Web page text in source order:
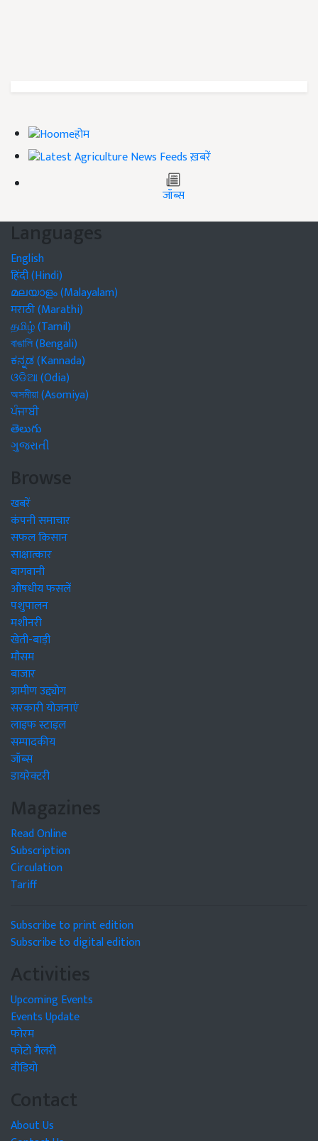
होम
ख़बरें
जॉब्स
Languages
English
हिंदी (Hindi)
മലയാളം (Malayalam)
मराठी (Marathi)
தமிழ் (Tamil)
বাঙালি (Bengali)
ಕನ್ನಡ (Kannada)
ଓଡିଆ (Odia)
অসমীয়া (Asomiya)
ਪੰਜਾਬੀ
తెలుగు
ગુજરાતી
Browse
खबरें
कंपनी समाचार
सफल किसान
साक्षात्कार
बागवानी
औषधीय फसलें
पशुपालन
मशीनरी
खेती-बाड़ी
मौसम
बाजार
ग्रामीण उद्द्योग
सरकारी योजनाएं
लाइफ स्टाइल
सम्पादकीय
जॉब्स
डायरेक्टरी
Magazines
Read Online
Subscription
Circulation
Tariff
Subscribe to print edition
Subscribe to digital edition
Activities
Upcoming Events
Events Update
फोरम
फोटो गैलरी
वीडियो
Contact
About Us